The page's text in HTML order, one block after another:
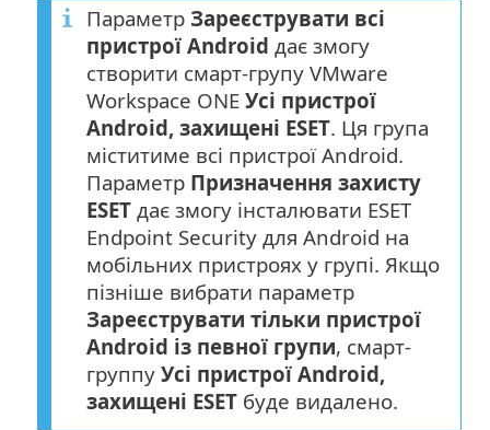
Параметр Зареєструвати всі
пристрої Android дає змогу
створити смарт-групу VMware
Workspace ONE Усі пристрої
Android, захищені ESET. Ця група
міститиме всі пристрої Android.
Параметр Призначення захисту
ESET дає змогу інсталювати ESET
Endpoint Security для Android на
мобільних пристроях у групі. Якщо
пізніше вибрати параметр
Зареєструвати тільки пристрої
Android із певної групи, смарт-
группу Усі пристрої Android,
захищені ESET буде видалено.